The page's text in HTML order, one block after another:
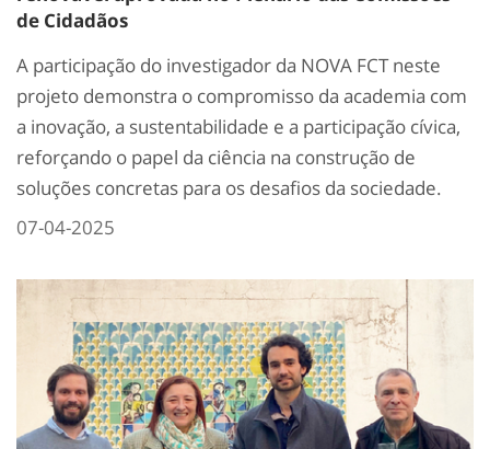
de Cidadãos
A participação do investigador da NOVA FCT neste
projeto demonstra o compromisso da academia com
a inovação, a sustentabilidade e a participação cívica,
reforçando o papel da ciência na construção de
soluções concretas para os desafios da sociedade.
07-04-2025